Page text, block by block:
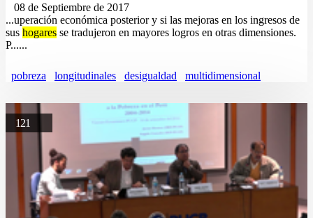
08 de Septiembre de 2017
...uperación económica posterior y si las mejoras en los ingresos de
sus hogares se tradujeron en mayores logros en otras dimensiones.
P......
pobreza longitudinales desigualdad multidimensional
121